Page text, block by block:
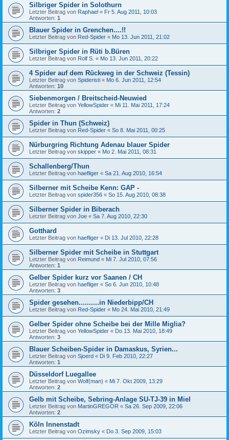
Silbriger Spider in Solothurn
Letzter Beitrag von Raphael « Fr 5. Aug 2011, 10:03
Antworten: 1
Blauer Spider in Grenchen....!!
Letzter Beitrag von Red-Spider « Mo 13. Jun 2011, 21:02
Silbriger Spider in Rüti b.Büren
Letzter Beitrag von Rolf S. « Mo 13. Jun 2011, 20:22
4 Spider auf dem Rückweg in der Schweiz (Tessin)
Letzter Beitrag von Spideristi « Mo 6. Jun 2011, 12:54
Antworten: 10
Siebenmorgen / Breitscheid-Neuwied
Letzter Beitrag von YellowSpider « Mi 11. Mai 2011, 17:24
Antworten: 2
Spider in Thun (Schweiz)
Letzter Beitrag von Red-Spider « So 8. Mai 2011, 00:25
Nürburgring Richtung Adenau blauer Spider
Letzter Beitrag von skipper « Mo 2. Mai 2011, 08:31
Schallenberg/Thun
Letzter Beitrag von haefliger « Sa 21. Aug 2010, 16:54
Silberner mit Scheibe Kenn: GAP -
Letzter Beitrag von spider356 « So 15. Aug 2010, 08:38
Silberner Spider in Biberach
Letzter Beitrag von Joe « Sa 7. Aug 2010, 22:30
Gotthard
Letzter Beitrag von haefliger « Di 13. Jul 2010, 22:28
Silberner Spider mit Scheibe in Stuttgart
Letzter Beitrag von Reimund « Mi 7. Jul 2010, 07:56
Antworten: 1
Gelber Spider kurz vor Saanen / CH
Letzter Beitrag von haefliger « So 6. Jun 2010, 10:48
Antworten: 3
Spider gesehen..........in Niederbipp/CH
Letzter Beitrag von Red-Spider « Mo 24. Mai 2010, 21:49
Gelber Spider ohne Scheibe bei der Mille Miglia?
Letzter Beitrag von YellowSpider « Do 13. Mai 2010, 18:49
Antworten: 3
Blauer Scheiben-Spider in Damaskus, Syrien...
Letzter Beitrag von Sjoerd « Di 9. Feb 2010, 22:27
Antworten: 1
Düsseldorf Luegallee
Letzter Beitrag von Wolf(man) « Mi 7. Okt 2009, 13:29
Antworten: 2
Gelb mit Scheibe, Sebring-Anlage SU-TJ-39 in Miel
Letzter Beitrag von MartinGREGOR « Sa 26. Sep 2009, 22:06
Antworten: 2
Köln Innenstadt
Letzter Beitrag von Ozimsky « Do 3. Sep 2009, 15:03